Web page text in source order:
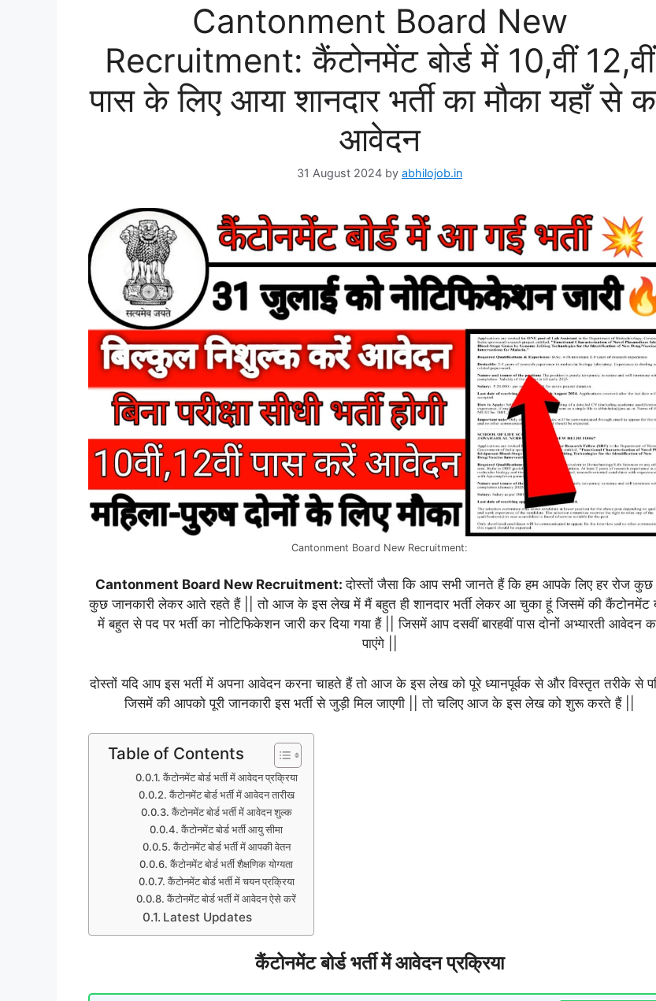
Cantonment Board New
Recruitment: कैंटोनमेंट बोर्ड में 10,वीं 12,वीं
पास के लिए आया शानदार भर्ती का मौका यहाँ से
आवेदन
31 August 2024 by abhilojob.in
Cantonment Board New Recruitment:
Cantonment Board New Recruitment:दोस्तों जैसा कि आप सभी जानते हैं कि हम आपके लिए हर रोज
कुछ जानकारी लेकर आते रहते हैं || तो आज के इस लेख में मैं बहुत ही शानदार भर्ती लेकर आ चुका हूं जिसमें की कैंटोनमेंट
में बहुत से पद पर भर्ती का नोटिफिकेशन जारी कर दिया गया हैं || जिसमें आप दसवीं बारहवीं पास दोनों अभ्यारती आवेदन
पाएंगे ||
दोस्तों यदि आप इस भर्ती में अपना आवेदन करना चाहते हैं तो आज के इस लेख को पूरे ध्यानपूर्वक से और विस्तृत तरीके से
जिसमें की आपको पूरी जानकारी इस भर्ती से जुड़ी मिल जाएगी || तो चलिए आज के इस लेख को शुरू करते हैं ||
Table of Contents
कैंटोनमेंट बोर्ड भर्ती में आवेदन प्रक्रिया
कैंटोनमेंट बोर्ड भर्ती में आवेदन तारीख
कैंटोनमेंट बोर्ड भर्ती में आवेदन शुल्क
कैंटोनमेंट बोर्ड भर्ती आयु सीमा
कैंटोनमेंट बोर्ड भर्ती में आपकी वेतन
कैंटोनमेंट बोर्ड भर्ती शैक्षणिक योग्यता
कैंटोनमेंट बोर्ड भर्ती में चयन प्रक्रिया
कैंटोनमेंट बोर्ड भर्ती में आवेदन ऐसे करें
Latest Updates
कैंटोनमेंट बोर्ड भर्ती में आवेदन प्रक्रिया